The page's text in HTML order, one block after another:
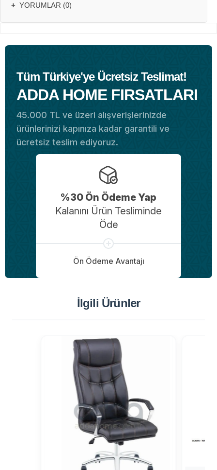
+ YORUMLAR (0)
Tüm Türkiye'ye Ücretsiz Teslimat!
ADDA HOME FIRSATLARI
45.000 TL ve üzeri alışverişlerinizde
ürünlerinizi kapınıza kadar garantili ve
ücretsiz teslim ediyoruz.
%30 Ön Ödeme Yap
Kalanını Ürün Tesliminde
Öde
Ön Ödeme Avantajı
İlgili Ürünler